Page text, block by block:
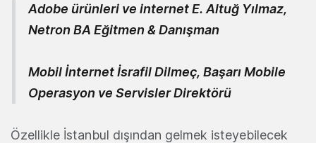
Adobe ürünleri ve internetE. Altuğ Yılmaz,
Netron BA Eğitmen & Danışman
Mobil İnternetİsrafil Dilmeç, Başarı Mobile
Operasyon ve Servisler Direktörü
Özellikle İstanbul dışından gelmek isteyebilecek